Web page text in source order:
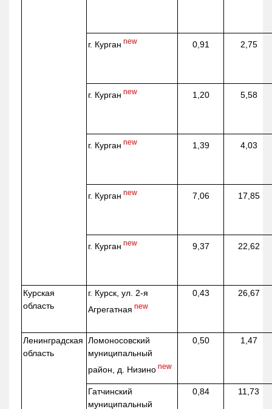
г. Курган new 0,91 2,75
г. Курган new 1,20 5,58
г. Курган new 1,39 4,03
г. Курган new 7,06 17,85
г. Курган new 9,37 22,62
Курская
область
г. Курск, ул. 2-я
Агрегатная new
0,43 26,67
Ленинградская
область
Ломоносовский
муниципальный
район, д. Низино new
0,50 1,47
Гатчинский
муниципальный
0,84 11,73